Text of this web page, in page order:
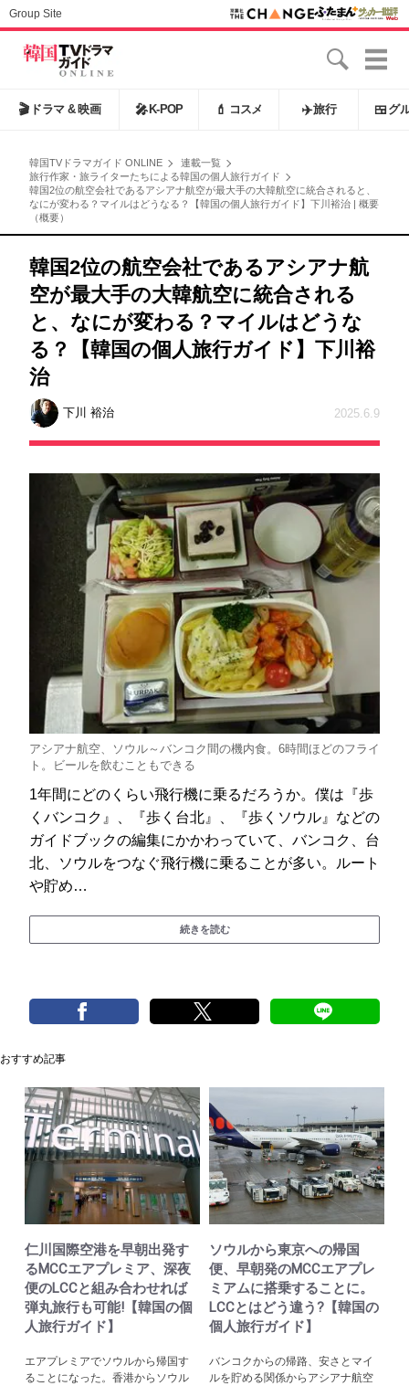
Group Site
🎬 ドラマ & 映画 🎤 K-POP 💄 コスメ ✈️旅行 🍱 グ
韓国TVドラマガイド ONLINE
連載一覧
旅行作家・旅ライターたちによる韓国の個人旅行ガイド
韓国2位の航空会社であるアシアナ航空が最大手の大韓航空に統合されると、
なにが変わる？マイルはどうなる？【韓国の個人旅行ガイド】下川裕治 | 概要
（概要）
韓国2位の航空会社であるアシアナ航
空が最大手の大韓航空に統合される
と、なにが変わる？マイルはどうな
る？【韓国の個人旅行ガイド】下川裕
治
下川 裕治 2025.6.9
アシアナ航空、ソウル～バンコク間の機内食。6時間ほどのフライ
ト。ビールを飲むこともできる
1年間にどのくらい飛行機に乗るだろうか。僕は『歩
くバンコク』、『歩く台北』、『歩くソウル』などの
ガイドブックの編集にかかわっていて、バンコク、台
北、ソウルをつなぐ飛行機に乗ることが多い。ルート
や貯め…
続きを読む
おすすめ記事
仁川国際空港を早朝出発す
るMCCエアプレミア、深夜
便のLCCと組み合わせれば
弾丸旅行も可能!【韓国の個
人旅行ガイド】
エアプレミアでソウルから帰国す
ることになった。香港からソウル
ソウルから東京への帰国
便、早朝発のMCCエアプレ
ミアムに搭乗することに。
LCCとはどう違う?【韓国の
個人旅行ガイド】
バンコクからの帰路、安さとマイ
ルを貯める関係からアシアナ航空